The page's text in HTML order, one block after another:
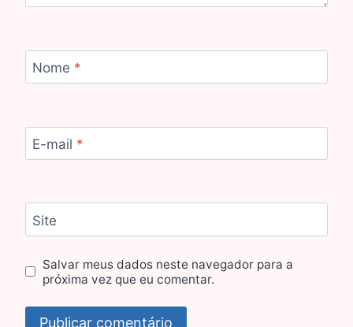
Nome *
E-mail *
Site
Salvar meus dados neste navegador para a
próxima vez que eu comentar.